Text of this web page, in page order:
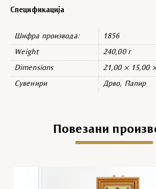
Спецификација
Шифра производа: 1856
Weight 240,00 г
Dimensions 21,00 × 15,00
Сувенири Дрво, Папир
Повезани